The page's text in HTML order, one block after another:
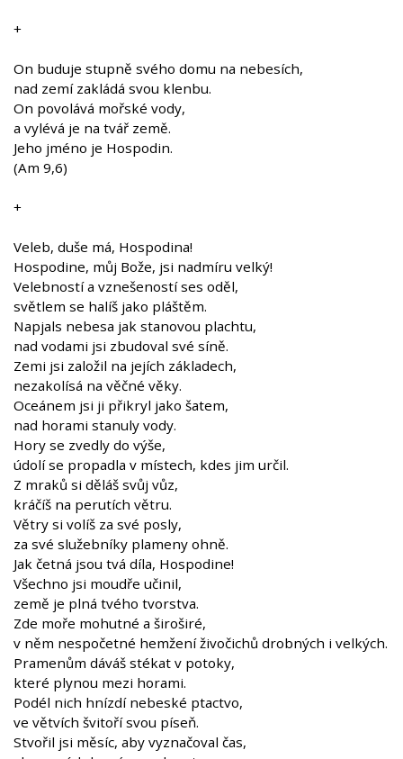
+
On buduje stupně svého domu na nebesích,
nad zemí zakládá svou klenbu.
On povolává mořské vody,
a vylévá je na tvář země.
Jeho jméno je Hospodin.
(Am 9,6)
+
Veleb, duše má, Hospodina!
Hospodine, můj Bože, jsi nadmíru velký!
Velebností a vznešeností ses oděl,
světlem se halíš jako pláštěm.
Napjals nebesa jak stanovou plachtu,
nad vodami jsi zbudoval své síně.
Zemi jsi založil na jejích základech,
nezakolísá na věčné věky.
Oceánem jsi ji přikryl jako šatem,
nad horami stanuly vody.
Hory se zvedly do výše,
údolí se propadla v místech, kdes jim určil.
Z mraků si děláš svůj vůz,
kráčíš na perutích větru.
Větry si volíš za své posly,
za své služebníky plameny ohně.
Jak četná jsou tvá díla, Hospodine!
Všechno jsi moudře učinil,
země je plná tvého tvorstva.
Zde moře mohutné a široširé,
v něm nespočetné hemžení živočichů drobných i velkých.
Pramenům dáváš stékat v potoky,
které plynou mezi horami.
Podél nich hnízdí nebeské ptactvo,
ve větvích švitoří svou píseň.
Stvořil jsi měsíc, aby vyznačoval čas,